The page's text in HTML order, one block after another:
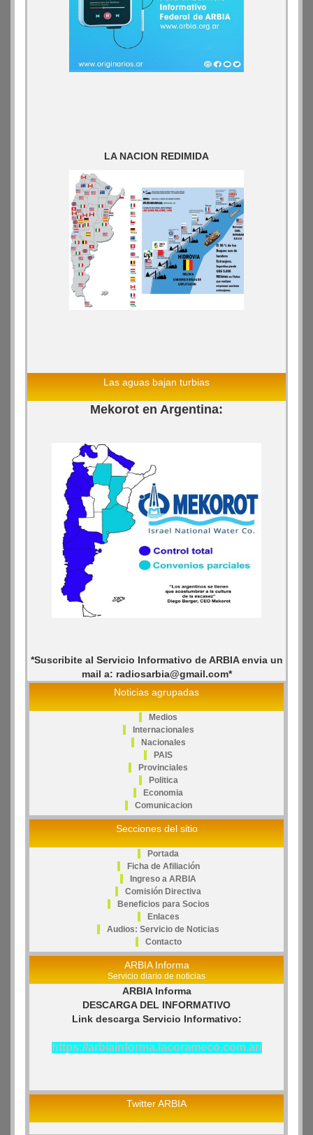
LA NACION REDIMIDA
Las aguas bajan turbias
Mekorot en Argentina:
*Suscribite al Servicio Informativo de ARBIA envia un
mail a: radiosarbia@gmail.com*
Noticias agrupadas
Medios
Internacionales
Nacionales
PAIS
Provinciales
Politica
Economia
Comunicacion
Secciones del sitio
Portada
Ficha de Afiliación
Ingreso a ARBIA
Comisión Directiva
Beneficios para Socios
Enlaces
Audios: Servicio de Noticias
Contacto
ARBIA Informa
Servicio diario de noticias
ARBIA Informa
DESCARGA DEL INFORMATIVO
Link descarga Servicio Informativo:
https://arbiainforma.lacorameco.com.ar/
Twitter ARBIA